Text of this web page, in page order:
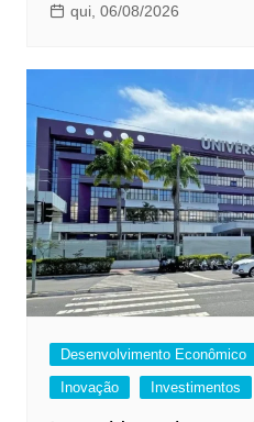
qui, 06/08/2026
Desenvolvimento Econômico
Inovação
Investimentos